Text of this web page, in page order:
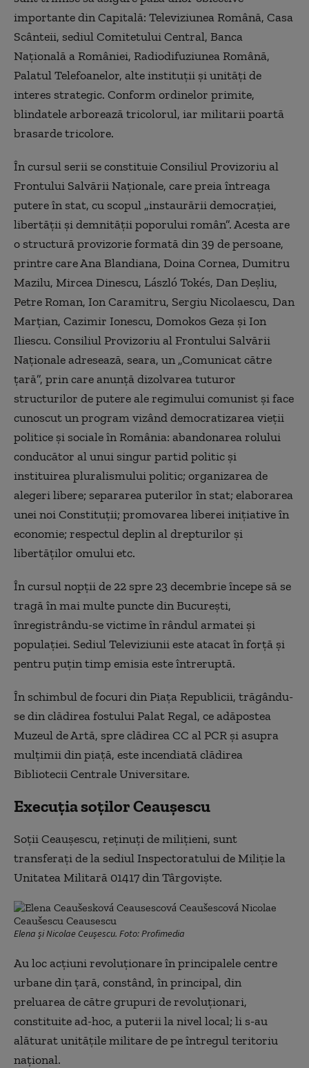
importante din Capitală: Televiziunea Română, Casa
Scânteii, sediul Comitetului Central, Banca
Naţională a României, Radiodifuziunea Română,
Palatul Telefoanelor, alte instituţii şi unităţi de
interes strategic. Conform ordinelor primite,
blindatele arborează tricolorul, iar militarii poartă
brasarde tricolore.
În cursul serii se constituie Consiliul Provizoriu al
Frontului Salvării Naţionale, care preia întreaga
putere în stat, cu scopul „instaurării democraţiei,
libertăţii şi demnităţii poporului român”. Acesta are
o structură provizorie formată din 39 de persoane,
printre care Ana Blandiana, Doina Cornea, Dumitru
Mazilu, Mircea Dinescu, László Tokés, Dan Deşliu,
Petre Roman, Ion Caramitru, Sergiu Nicolaescu, Dan
Marţian, Cazimir Ionescu, Domokos Geza şi Ion
Iliescu. Consiliul Provizoriu al Frontului Salvării
Naţionale adresează, seara, un „Comunicat către
ţară”, prin care anunţă dizolvarea tuturor
structurilor de putere ale regimului comunist şi face
cunoscut un program vizând democratizarea vieţii
politice şi sociale în România: abandonarea rolului
conducător al unui singur partid politic şi
instituirea pluralismului politic; organizarea de
alegeri libere; separarea puterilor în stat; elaborarea
unei noi Constituţii; promovarea liberei iniţiative în
economie; respectul deplin al drepturilor şi
libertăţilor omului etc.
În cursul nopţii de 22 spre 23 decembrie începe să se
tragă în mai multe puncte din Bucureşti,
înregistrându-se victime în rândul armatei şi
populaţiei. Sediul Televiziunii este atacat în forţă şi
pentru puţin timp emisia este întreruptă.
În schimbul de focuri din Piaţa Republicii, trăgându-
se din clădirea fostului Palat Regal, ce adăpostea
Muzeul de Artă, spre clădirea CC al PCR şi asupra
mulţimii din piaţă, este incendiată clădirea
Bibliotecii Centrale Universitare.
Execuția soților Ceaușescu
Soţii Ceauşescu, reţinuţi de miliţieni, sunt
transferaţi de la sediul Inspectoratului de Miliţie la
Unitatea Militară 01417 din Târgovişte.
Elena și Nicolae Ceușescu. Foto: Profimedia
Au loc acţiuni revoluţionare în principalele centre
urbane din ţară, constând, în principal, din
preluarea de către grupuri de revoluţionari,
constituite ad-hoc, a puterii la nivel local; li s-au
alăturat unităţile militare de pe întregul teritoriu
naţional.